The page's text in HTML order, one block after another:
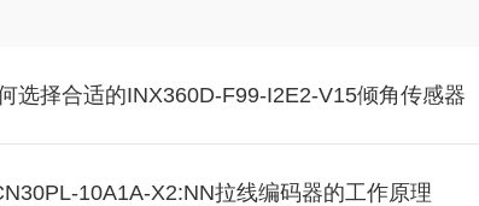
选择合适的INX360D-F99-I2E2-V15倾角传感器
10A1A-X2:NN拉线编码器的工作原理